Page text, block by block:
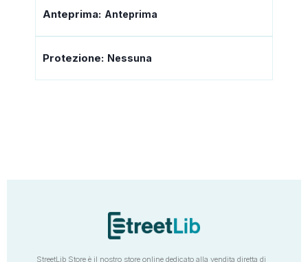
Anteprima: Anteprima
Protezione: Nessuna
StreetLib Store è il nostro store online dedicato alla vendita diretta di